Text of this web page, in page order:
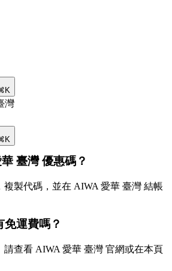
灣
臺灣 優惠碼？
製代碼，並在 AIWA 愛華 臺灣 結帳
運費嗎？
請查看 AIWA 愛華 臺灣 官網或在本頁